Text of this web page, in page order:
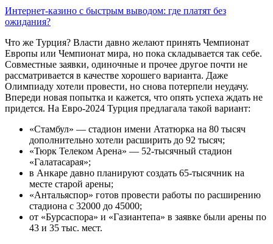
Интернет-казино с быстрым выводом: где платят без
ожидания?
Что же Турция? Власти давно желают принять Чемпионат
Европы или Чемпионат мира, но пока складывается так себе.
Совместные заявки, одиночные и прочее другое почти не
рассматривается в качестве хорошего варианта. Даже
Олимпиаду хотели провести, но снова потерпели неудачу.
Впереди новая попытка и кажется, что опять успеха ждать не
придется. На Евро-2024 Турция предлагала такой вариант:
«Стамбул» — стадион имени Ататюрка на 80 тысяч
дополнительно хотели расширить до 92 тысяч;
«Тюрк Телеком Арена» — 52-тысячный стадион
«Галатасарая»;
в Анкаре давно планируют создать 65-тысячник на
месте старой арены;
«Антальяспор» готов провести работы по расширению
стадиона с 32000 до 45000;
от «Бурсаспора» и «Газиантепа» в заявке были арены по
43 и 35 тыс. мест.